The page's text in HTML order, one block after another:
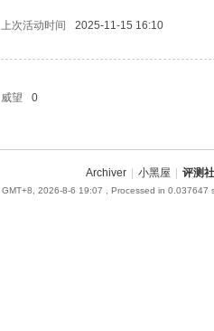
上次活动时间
2025-11-15 16:10
威望
0
Archiver 小黑屋 评测
GMT+8, 2026-8-6 19:07 , Processed in 0.037647